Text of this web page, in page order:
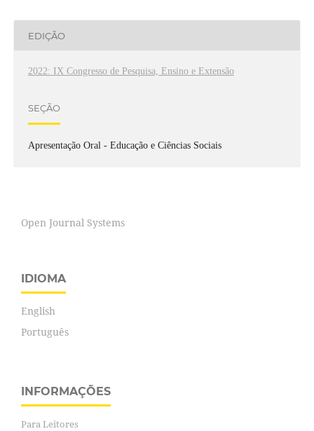
EDIÇÃO
2022: IX Congresso de Pesquisa, Ensino e Extensão
SEÇÃO
Apresentação Oral - Educação e Ciências Sociais
Open Journal Systems
IDIOMA
English
Português
INFORMAÇÕES
Para Leitores